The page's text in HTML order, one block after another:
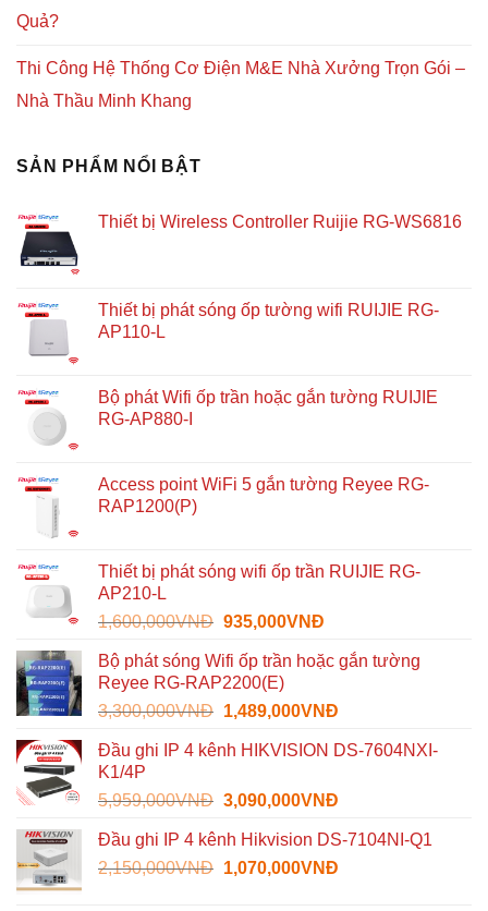
Quả?
Thi Công Hệ Thống Cơ Điện M&E Nhà Xưởng Trọn Gói –
Nhà Thầu Minh Khang
SẢN PHẨM NỔI BẬT
Thiết bị Wireless Controller Ruijie RG-WS6816
Thiết bị phát sóng ốp tường wifi RUIJIE RG-
AP110-L
Bộ phát Wifi ốp trần hoặc gắn tường RUIJIE
RG-AP880-I
Access point WiFi 5 gắn tường Reyee RG-
RAP1200(P)
Thiết bị phát sóng wifi ốp trần RUIJIE RG-
AP210-L
1,600,000VNĐ Giá
là:
1,600,000VNĐ.
935,000VNĐGiá
tại
935,000VNĐ.
Bộ phát sóng Wifi ốp trần hoặc gắn tường
Reyee RG-RAP2200(E)
3,300,000VNĐ Giá
là:
1,489,000VNĐGiá
tại
1,489,000VNĐ.
Đầu ghi IP 4 kênh HIKVISION DS-7604NXI-
K1/4P
5,959,000VNĐ Giá
là:
5,959,000VNĐ.
3,090,000VNĐGiá
tại
là:
Đầu ghi IP 4 kênh Hikvision DS-7104NI-Q1
2,150,000VNĐ Giá
1,070,000VNĐGiá